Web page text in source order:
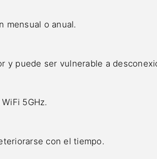
mensual o anual.
y puede ser vulnerable a
5GHz.
con el tiempo.